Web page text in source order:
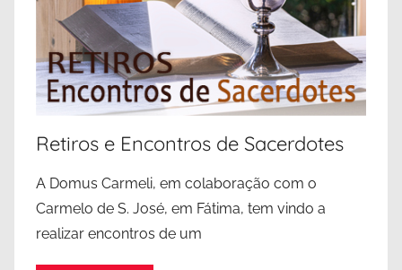
Retiros e Encontros de Sacerdotes
A Domus Carmeli, em colaboração com o
Carmelo de S. José, em Fátima, tem vindo a
realizar encontros de um